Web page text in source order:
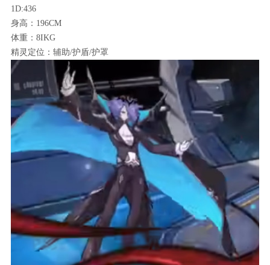
1D:436
身高：196CM
体重：8IKG
精灵定位：辅助/护盾/护罩